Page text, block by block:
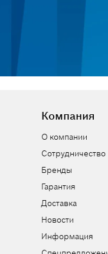
Компания
О компании
Сотрудничество
Бренды
Гарантия
Доставка
Новости
Информация